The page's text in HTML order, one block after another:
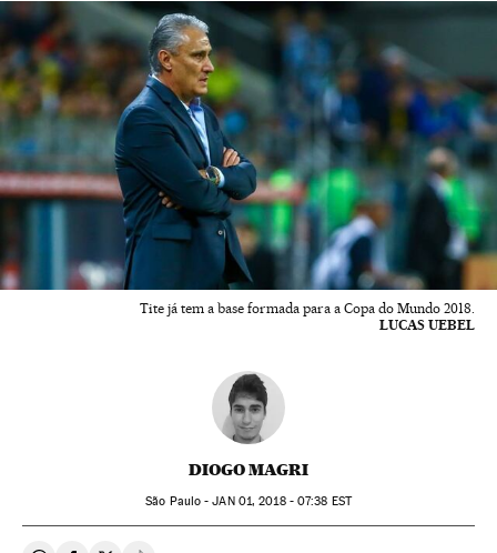
Tite já tem a base formada para a Copa do Mundo 2018.
LUCAS UEBEL
DIOGO MAGRI
São Paulo -JAN 01, 2018 - 07:38 EST